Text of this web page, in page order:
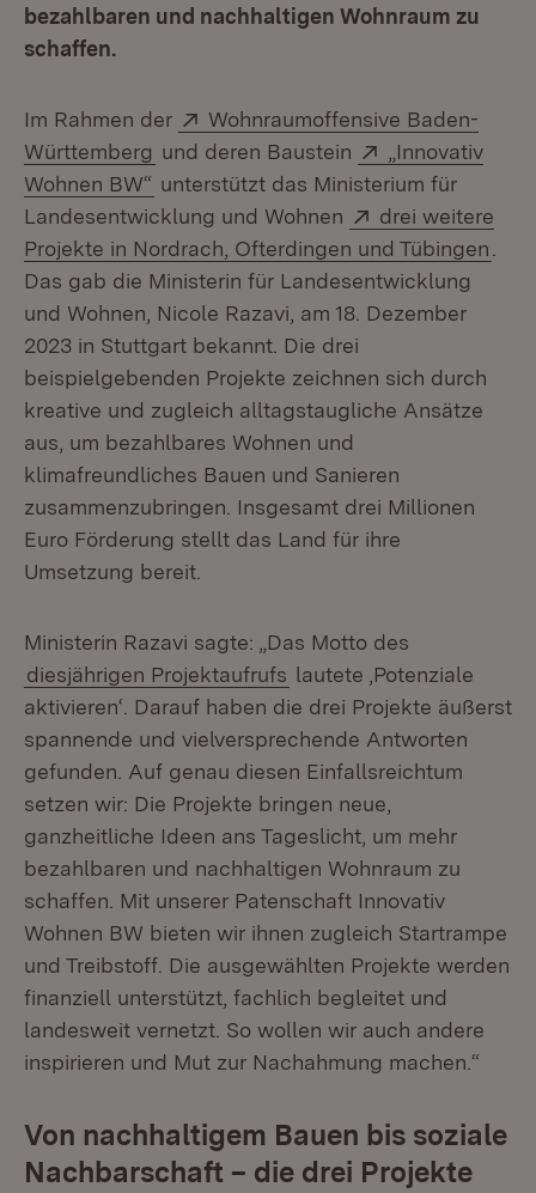
bezahlbaren und nachhaltigen Wohnraum zu
schaffen.
Im Rahmen der Extern:
Wohnraumoffensive Baden-
Württemberg (Öffnet in neuem Fenster)
und deren Baustein Extern:
„Innovativ
Wohnen BW“ (Öffnet in neuem Fenster)
unterstützt das Ministerium für
Landesentwicklung und Wohnen
Extern:
drei weitere
Projekte in Nordrach, Ofterdingen und Tübingen
Das gab die Ministerin für Landesentwicklung
und Wohnen, Nicole Razavi, am 18. Dezember
2023 in Stuttgart bekannt. Die drei
beispielgebenden Projekte zeichnen sich durch
kreative und zugleich alltagstaugliche Ansätze
aus, um bezahlbares Wohnen und
klimafreundliches Bauen und Sanieren
zusammenzubringen. Insgesamt drei Millionen
Euro Förderung stellt das Land für ihre
Umsetzung bereit.
Ministerin Razavi sagte: „Das Motto des
diesjährigen Projektaufrufs lautete ‚Potenziale
aktivieren‘. Darauf haben die drei Projekte äußerst
spannende und vielversprechende Antworten
gefunden. Auf genau diesen Einfallsreichtum
setzen wir: Die Projekte bringen neue,
ganzheitliche Ideen ans Tageslicht, um mehr
bezahlbaren und nachhaltigen Wohnraum zu
schaffen. Mit unserer Patenschaft Innovativ
Wohnen BW bieten wir ihnen zugleich Startrampe
und Treibstoff. Die ausgewählten Projekte werden
finanziell unterstützt, fachlich begleitet und
landesweit vernetzt. So wollen wir auch andere
inspirieren und Mut zur Nachahmung machen.“
Von nachhaltigem Bauen bis soziale
Nachbarschaft – die drei Projekte